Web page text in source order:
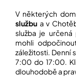
V některých
službu a v
služba je
mohli
záležitosti. Denní
7:00 do 17:00.
dlouhodobě a